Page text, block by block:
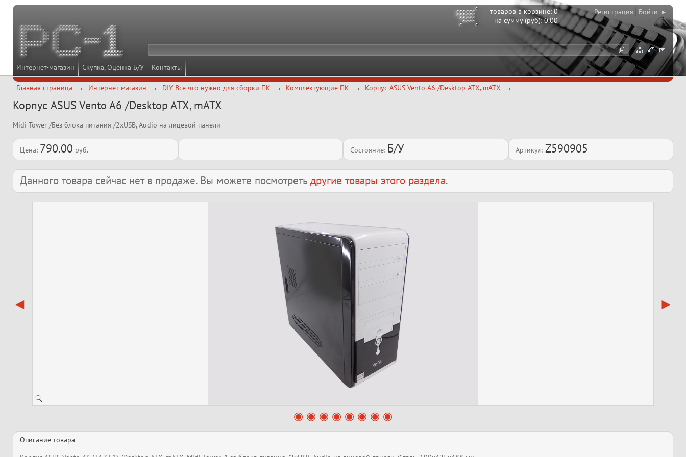
Интернет-магазин Скупка, Оценка Б/У Контакты
товаров в корзине:0
на сумму (руб):0.00
Регистрация Войти ▸
Главная страница Интернет-магазин DIY Все что нужно для сборки ПК Комплектующие ПК Корпус ASUS Vento A6 /Desktop ATX, mATX
Корпус ASUS Vento A6 /Desktop ATX, mATX
Midi-Tower /Без блока питания /2xUSB, Audio на лицевой панели
Цена: 790.00 руб. Состояние: Б/У Артикул: Z590905
Данного товара сейчас нет в продаже. Вы можете посмотреть другие товары этого раздела.
Описание товара